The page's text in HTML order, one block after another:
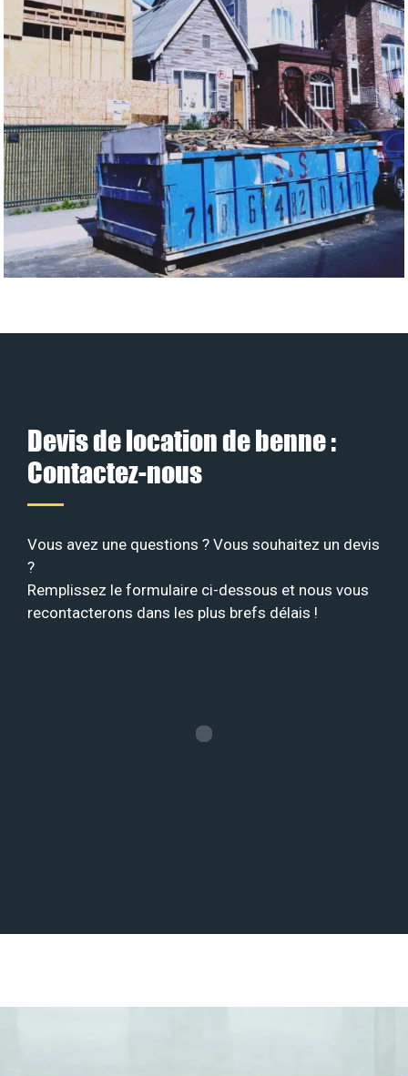
Devis de location de benne :
Contactez-nous
Vous avez une questions ? Vous souhaitez un devis
?
Remplissez le formulaire ci-dessous et nous vous
recontacterons dans les plus brefs délais !